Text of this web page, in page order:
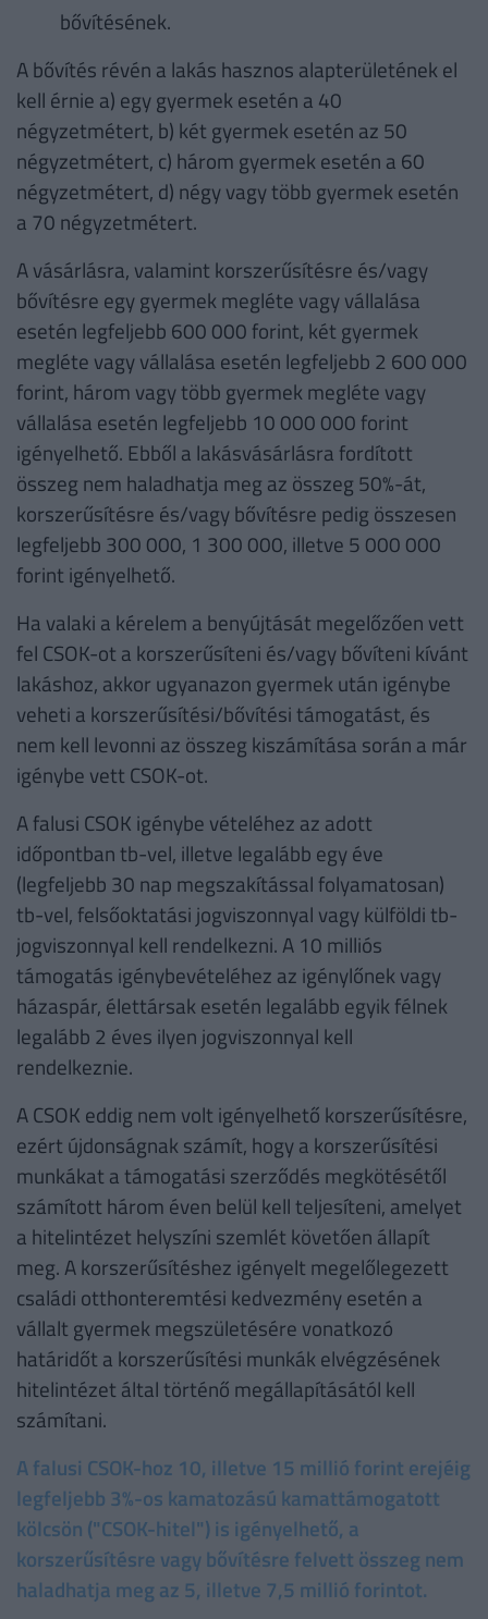
bővítésének.
A bővítés révén a lakás hasznos alapterületének el
kell érnie a) egy gyermek esetén a 40
négyzetmétert, b) két gyermek esetén az 50
négyzetmétert, c) három gyermek esetén a 60
négyzetmétert, d) négy vagy több gyermek esetén
a 70 négyzetmétert.
A vásárlásra, valamint korszerűsítésre és/vagy
bővítésre egy gyermek megléte vagy vállalása
esetén legfeljebb 600 000 forint, két gyermek
megléte vagy vállalása esetén legfeljebb 2 600 000
forint, három vagy több gyermek megléte vagy
vállalása esetén legfeljebb 10 000 000 forint
igényelhető. Ebből a lakásvásárlásra fordított
összeg nem haladhatja meg az összeg 50%-át,
korszerűsítésre és/vagy bővítésre pedig összesen
legfeljebb 300 000, 1 300 000, illetve 5 000 000
forint igényelhető.
Ha valaki a kérelem a benyújtását megelőzően vett
fel CSOK-ot a korszerűsíteni és/vagy bővíteni kívánt
lakáshoz, akkor ugyanazon gyermek után igénybe
veheti a korszerűsítési/bővítési támogatást, és
nem kell levonni az összeg kiszámítása során a már
igénybe vett CSOK-ot.
A falusi CSOK igénybe vételéhez az adott
időpontban tb-vel, illetve legalább egy éve
(legfeljebb 30 nap megszakítással folyamatosan)
tb-vel, felsőoktatási jogviszonnyal vagy külföldi tb-
jogviszonnyal kell rendelkezni. A 10 milliós
támogatás igénybevételéhez az igénylőnek vagy
házaspár, élettársak esetén legalább egyik félnek
legalább 2 éves ilyen jogviszonnyal kell
rendelkeznie.
A CSOK eddig nem volt igényelhető korszerűsítésre,
ezért újdonságnak számít, hogy a korszerűsítési
munkákat a támogatási szerződés megkötésétől
számított három éven belül kell teljesíteni, amelyet
a hitelintézet helyszíni szemlét követően állapít
meg. A korszerűsítéshez igényelt megelőlegezett
családi otthonteremtési kedvezmény esetén a
vállalt gyermek megszületésére vonatkozó
határidőt a korszerűsítési munkák elvégzésének
hitelintézet által történő megállapításától kell
számítani.
A falusi CSOK-hoz 10, illetve 15 millió forint erejéig
legfeljebb 3%-os kamatozású kamattámogatott
kölcsön ("CSOK-hitel") is igényelhető, a
korszerűsítésre vagy bővítésre felvett összeg nem
haladhatja meg az 5, illetve 7,5 millió forintot.